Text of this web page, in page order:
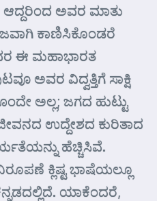
ಅವರ ಮಾತು
ಕಾಣಿಸಿಕೊಂಡರೆ
ಈ ಮಹಾಭಾರತ
ಅವರ ವಿದ್ವತ್ತಿಗೆ ಸಾಕ್ಷಿ
ಅಲ್ಲ; ಜಗದ ಹುಟ್ಟು
ಉದ್ದೇಶದ ಕುರಿತಾದ
ಹೆಚ್ಚಿಸಿವೆ.
ಕ್ಲಿಷ್ಟ ಭಾಷೆಯಲ್ಲೂ
ಯಾಕೆಂದರೆ,